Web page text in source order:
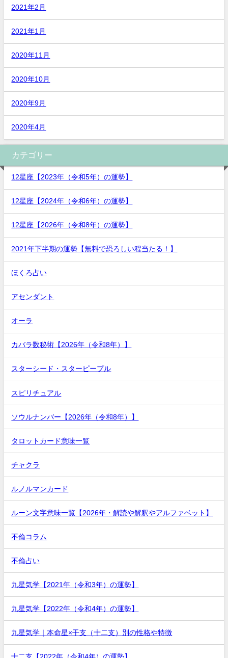
2021年2月
2021年1月
2020年11月
2020年10月
2020年9月
2020年4月
カテゴリー
12星座【2023年（令和5年）の運勢】
12星座【2024年（令和6年）の運勢】
12星座【2026年（令和8年）の運勢】
2021年下半期の運勢【無料で恐ろしい程当たる！】
ほくろ占い
アセンダント
オーラ
カバラ数秘術【2026年（令和8年）】
スターシード・スターピープル
スピリチュアル
ソウルナンバー【2026年（令和8年）】
タロットカード意味一覧
チャクラ
ルノルマンカード
ルーン文字意味一覧【2026年・解読や解釈やアルファベット】
不倫コラム
不倫占い
九星気学【2021年（令和3年）の運勢】
九星気学【2022年（令和4年）の運勢】
九星気学｜本命星×干支（十二支）別の性格や特徴
十二支【2022年（令和4年）の運勢】